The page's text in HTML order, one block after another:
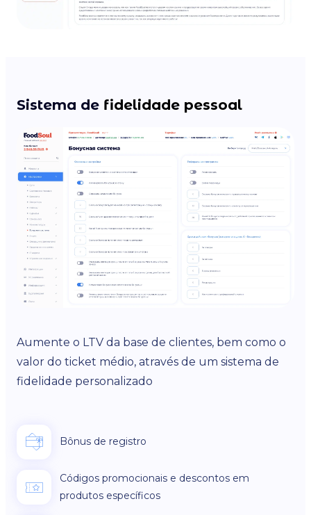
Sistema de fidelidade pessoal
Aumente o LTV da base de clientes, bem como o
valor do ticket médio, através de um sistema de
fidelidade personalizado
Bônus de registro
Códigos promocionais e descontos em
produtos específicos